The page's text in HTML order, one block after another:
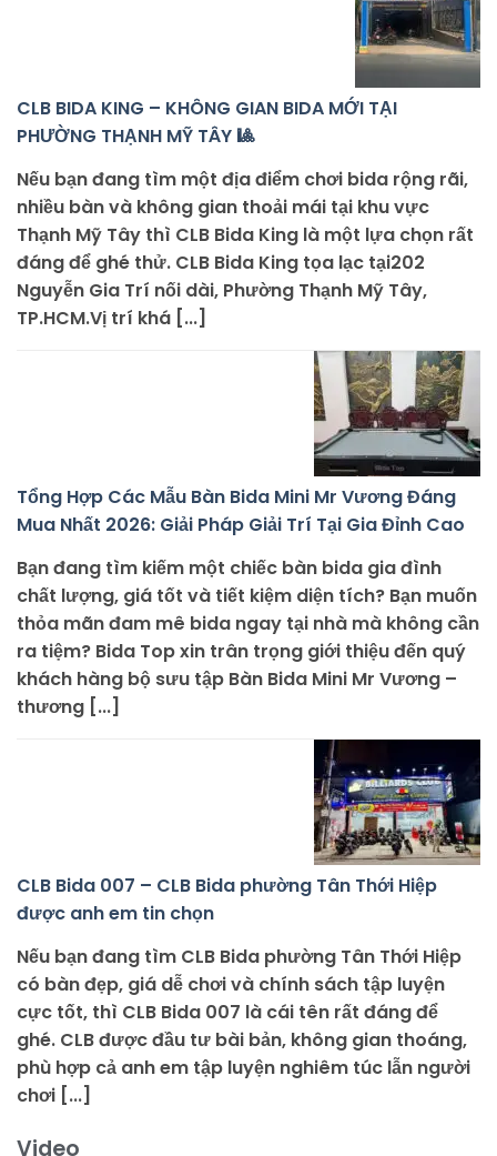
CLB BIDA KING – KHÔNG GIAN BIDA MỚI TẠI
PHƯỜNG THẠNH MỸ TÂY 🎱
Nếu bạn đang tìm một địa điểm chơi bida rộng rãi,
nhiều bàn và không gian thoải mái tại khu vực
Thạnh Mỹ Tây thì CLB Bida King là một lựa chọn rất
đáng để ghé thử. CLB Bida King tọa lạc tại202
Nguyễn Gia Trí nối dài, Phường Thạnh Mỹ Tây,
TP.HCM.Vị trí khá [...]
Tổng Hợp Các Mẫu Bàn Bida Mini Mr Vương Đáng
Mua Nhất 2026: Giải Pháp Giải Trí Tại Gia Đỉnh Cao
Bạn đang tìm kiếm một chiếc bàn bida gia đình
chất lượng, giá tốt và tiết kiệm diện tích? Bạn muốn
thỏa mãn đam mê bida ngay tại nhà mà không cần
ra tiệm? Bida Top xin trân trọng giới thiệu đến quý
khách hàng bộ sưu tập Bàn Bida Mini Mr Vương –
thương [...]
CLB Bida 007 – CLB Bida phường Tân Thới Hiệp
được anh em tin chọn
Nếu bạn đang tìm CLB Bida phường Tân Thới Hiệp
có bàn đẹp, giá dễ chơi và chính sách tập luyện
cực tốt, thì CLB Bida 007 là cái tên rất đáng để
ghé. CLB được đầu tư bài bản, không gian thoáng,
phù hợp cả anh em tập luyện nghiêm túc lẫn người
chơi [...]
Video